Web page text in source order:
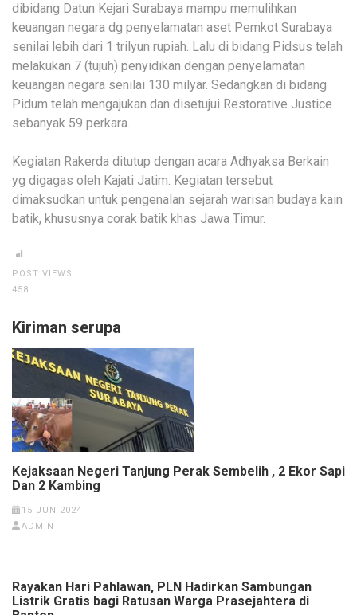
dibidang Datun Kejari Surabaya mampu memulihkan
keuangan negara dg penyelamatan aset Pemkot Surabaya
senilai lebih dari 1 trilyun rupiah. Lalu di bidang Pidsus telah
melakukan 7 (tujuh) penyidikan dengan penyelamatan
keuangan negara senilai 130 milyar. Sedangkan di bidang
Pidum telah mengajukan dan disetujui Restorative Justice
sebanyak 59 perkara.
Kegiatan Rakerda ditutup dengan acara Adhyaksa Berkain
yg digagas oleh Kajati Jatim. Kegiatan tersebut
dimaksudkan untuk pengenalan sejarah warisan budaya kain
batik, khususnya corak batik khas Jawa Timur.
POST VIEWS:
458
Kiriman serupa
Kejaksaan Negeri Tanjung Perak Sembelih , 2 Ekor Sapi
Dan 2 Kambing
15 JUN 2024
ADMIN
Rayakan Hari Pahlawan, PLN Hadirkan Sambungan
Listrik Gratis bagi Ratusan Warga Prasejahtera di